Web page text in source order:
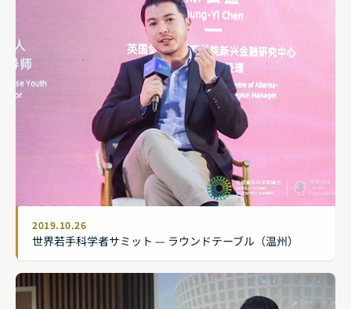
2019.10.26
世界若手科学者サミット — ラウンドテーブル（温州）